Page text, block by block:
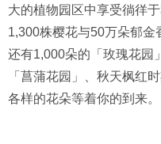
大的植物园区中享受徜徉
1,300株樱花与50万朵郁
还有1,000朵的「玫瑰花园
「菖蒲花园」、秋天枫红
各样的花朵等着你的到来。